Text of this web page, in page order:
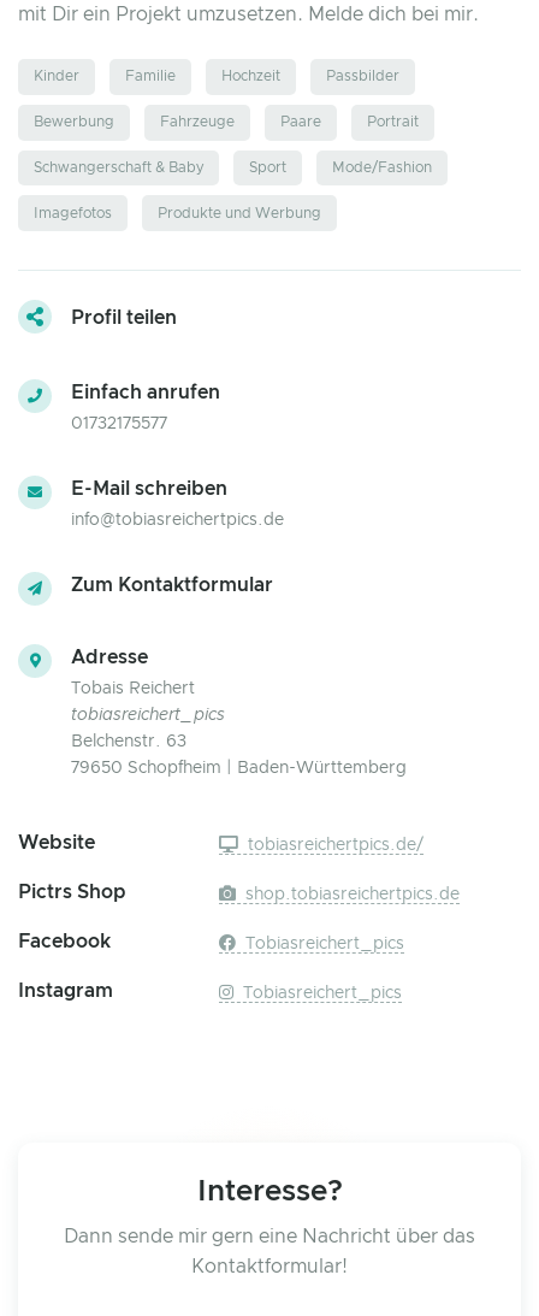
mit Dir ein Projekt umzusetzen. Melde dich bei mir.
Kinder Familie Hochzeit Passbilder
Bewerbung Fahrzeuge Paare Portrait
Schwangerschaft & Baby Sport Mode/Fashion
Imagefotos Produkte und Werbung
Profil teilen
Einfach anrufen
01732175577
E-Mail schreiben
info@tobiasreichertpics.de
Zum Kontaktformular
Adresse
Tobais Reichert
tobiasreichert_pics
Belchenstr. 63
79650 Schopfheim | Baden-Württemberg
Website tobiasreichertpics.de/
Pictrs Shop shop.tobiasreichertpics.de
Facebook Tobiasreichert_pics
Instagram Tobiasreichert_pics
Interesse?
Dann sende mir gern eine Nachricht über das
Kontaktformular!